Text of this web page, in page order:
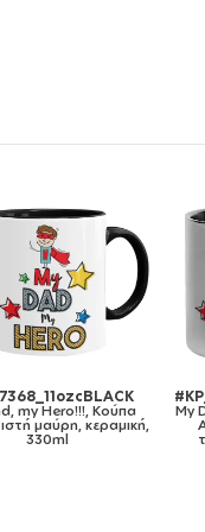
bb-
white
my Hero!!!, Τσάντα
πουγκί GYMBAG